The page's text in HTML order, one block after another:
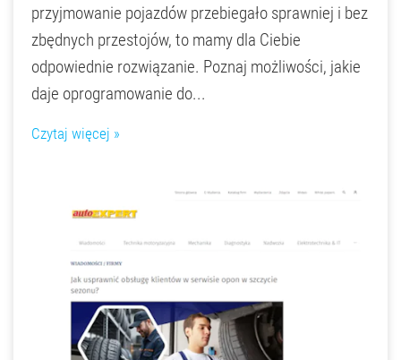
przyjmowanie pojazdów przebiegało sprawniej i bez
zbędnych przestojów, to mamy dla Ciebie
odpowiednie rozwiązanie. Poznaj możliwości, jakie
daje oprogramowanie do...
Czytaj więcej »